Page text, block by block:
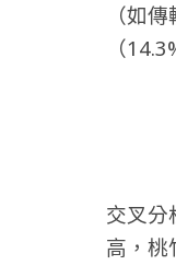
（如
（
交叉分
高，桃